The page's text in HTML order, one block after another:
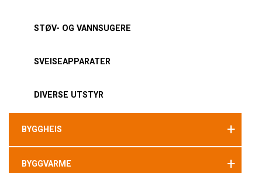
STØV- OG VANNSUGERE
SVEISEAPPARATER
DIVERSE UTSTYR
BYGGHEIS +
BYGGVARME +